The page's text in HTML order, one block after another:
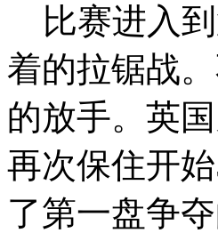
比赛进入到
着的拉锯战
的放手。英
再次保住开
了第一盘争